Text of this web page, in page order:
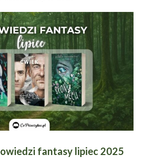
fantasy lipiec 2025